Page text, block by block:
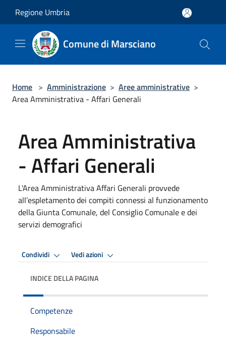
Regione Umbria
Comune di Marsciano
Home > Amministrazione > Aree amministrative >
Area Amministrativa - Affari Generali
Area Amministrativa
- Affari Generali
L'Area Amministrativa Affari Generali provvede
all’espletamento dei compiti connessi al funzionamento
della Giunta Comunale, del Consiglio Comunale e dei
servizi demografici
Condividi Vedi azioni
INDICE DELLA PAGINA
Competenze
Responsabile